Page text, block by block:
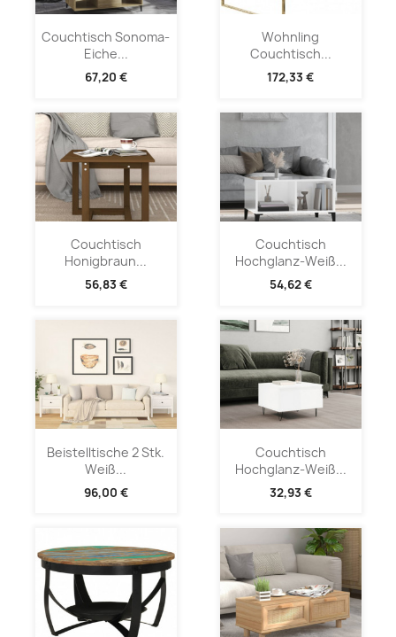
Couchtisch Sonoma-
Eiche...
67,20 €
Wohnling
Couchtisch...
172,33 €
Couchtisch
Honigbraun...
56,83 €
Couchtisch
Hochglanz-Weiß...
54,62 €
Beistelltische 2 Stk.
Weiß...
96,00 €
Couchtisch
Hochglanz-Weiß...
32,93 €